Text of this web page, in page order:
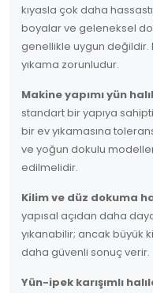
kıyasla çok daha
boyalar ve geleneksel
genellikle uygun değildir.
yıkama zorunludur.
Makine yapımı yün
standart bir yapıya
bir ev yıkamasına
ve yoğun dokulu
edilmelidir.
Kilim ve düz dokuma
yapısal açıdan daha
yıkanabilir; ancak büyük
daha güvenli sonuç verir.
Yün-ipek karışımlı